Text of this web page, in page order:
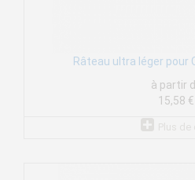
Râteau ultra léger pour
à partir
15,58 €